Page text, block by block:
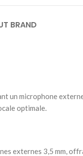
BRAND
un microphone
optimale.
externes 3,5 mm,